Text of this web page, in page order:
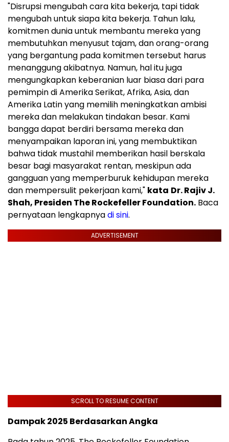
"Disrupsi mengubah cara kita bekerja, tapi tidak
mengubah untuk siapa kita bekerja. Tahun lalu,
komitmen dunia untuk membantu mereka yang
membutuhkan menyusut tajam, dan orang-orang
yang bergantung pada komitmen tersebut harus
menanggung akibatnya. Namun, hal itu juga
mengungkapkan keberanian luar biasa dari para
pemimpin di Amerika Serikat, Afrika, Asia, dan
Amerika Latin yang memilih meningkatkan ambisi
mereka dan melakukan tindakan besar. Kami
bangga dapat berdiri bersama mereka dan
menyampaikan laporan ini, yang membuktikan
bahwa tidak mustahil memberikan hasil berskala
besar bagi masyarakat rentan, meskipun ada
gangguan yang memperburuk kehidupan mereka
dan mempersulit pekerjaan kami," kata Dr. Rajiv J.
Shah, Presiden The Rockefeller Foundation. Baca
pernyataan lengkapnyadi sini.
ADVERTISEMENT
SCROLL TO RESUME CONTENT
Dampak 2025 Berdasarkan Angka